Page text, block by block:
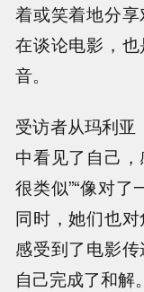
着或笑着地分
在谈论电影，
音。
受访者从玛利亚
中看见了自己，
很类似”“像对
同时，她们也
感受到了电影
自己完成了和解。